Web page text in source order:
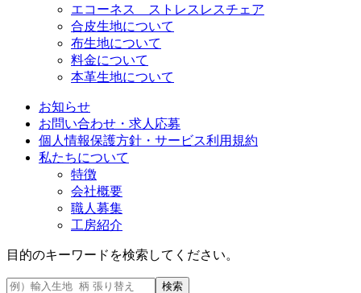
エコーネス ストレスレスチェア
合皮生地について
布生地について
料金について
本革生地について
お知らせ
お問い合わせ・求人応募
個人情報保護方針・サービス利用規約
私たちについて
特徴
会社概要
職人募集
工房紹介
目的のキーワードを検索してください。
検索